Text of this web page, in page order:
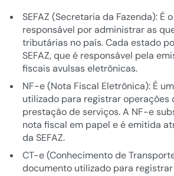
SEFAZ (Secretaria da Fazenda): É
responsável por administrar as
tributárias no país. Cada estado
SEFAZ, que é responsável pela
fiscais avulsas eletrônicas.
NF-e (Nota Fiscal Eletrônica): É
utilizado para registrar operações
prestação de serviços. A NF-e
nota fiscal em papel e é emitida
da SEFAZ.
CT-e (Conhecimento de
documento utilizado para